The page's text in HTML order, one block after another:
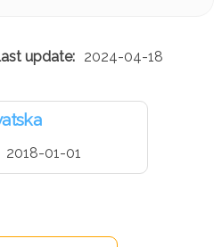
2024-04-18
2018-01-01